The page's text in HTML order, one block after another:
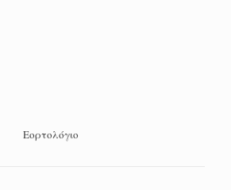
Εορτολόγιο